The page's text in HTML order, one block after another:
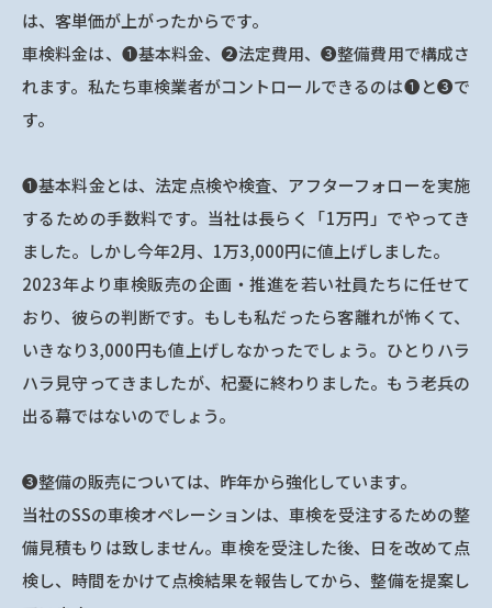
は、客単価が上がったからです。
車検料金は、➊基本料金、➋法定費用、➌整備費用で構成さ
れます。私たち車検業者がコントロールできるのは➊と➌で
す。
➊基本料金とは、法定点検や検査、アフターフォローを実施
するための手数料です。当社は長らく「1万円」でやってき
ました。しかし今年2月、1万3,000円に値上げしました。
2023年より車検販売の企画・推進を若い社員たちに任せて
おり、彼らの判断です。もしも私だったら客離れが怖くて、
いきなり3,000円も値上げしなかったでしょう。ひとりハラ
ハラ見守ってきましたが、杞憂に終わりました。もう老兵の
出る幕ではないのでしょう。
➌整備の販売については、昨年から強化しています。
当社のSSの車検オペレーションは、車検を受注するための整
備見積もりは致しません。車検を受注した後、日を改めて点
検し、時間をかけて点検結果を報告してから、整備を提案し